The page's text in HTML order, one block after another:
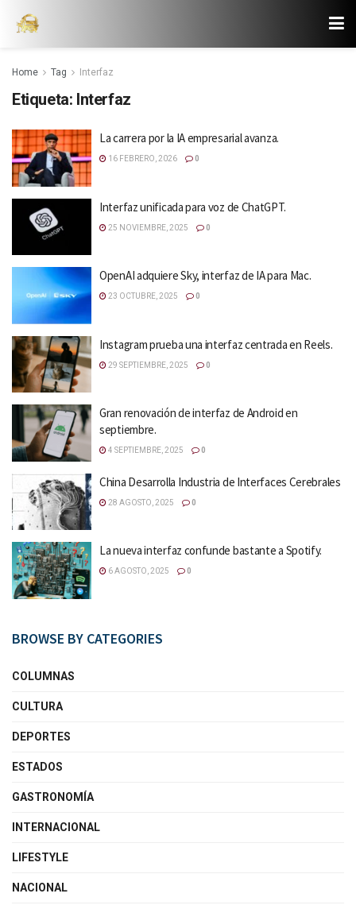
Home Tag Interfaz
Etiqueta: Interfaz
La carrera por la IA empresarial avanza.
16 FEBRERO, 2026 0
Interfaz unificada para voz de ChatGPT.
25 NOVIEMBRE, 2025 0
OpenAI adquiere Sky, interfaz de IA para Mac.
23 OCTUBRE, 2025 0
Instagram prueba una interfaz centrada en Reels.
29 SEPTIEMBRE, 2025 0
Gran renovación de interfaz de Android en
septiembre.
4 SEPTIEMBRE, 2025 0
China Desarrolla Industria de Interfaces Cerebrales
28 AGOSTO, 2025 0
La nueva interfaz confunde bastante a Spotify.
6 AGOSTO, 2025 0
BROWSE BY CATEGORIES
COLUMNAS
CULTURA
DEPORTES
ESTADOS
GASTRONOMÍA
INTERNACIONAL
LIFESTYLE
NACIONAL